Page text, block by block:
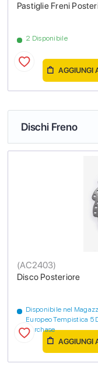
Pastiglie Freni
2 Disponibile
AGGIUNGI
Dischi Freno
Disco Posteriore
(AC2403)
Disponibile nel
Europeo Tempistica 5
purchase
AGGIUNGI